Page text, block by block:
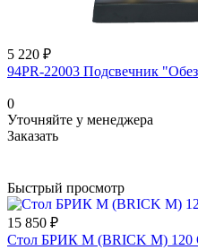
5 220 ₽
94PR-22003 Подсвечник
0
Уточняйте у менеджера
Заказать
Быстрый просмотр
15 850 ₽
Стол БРИК М (BRICK M) 120